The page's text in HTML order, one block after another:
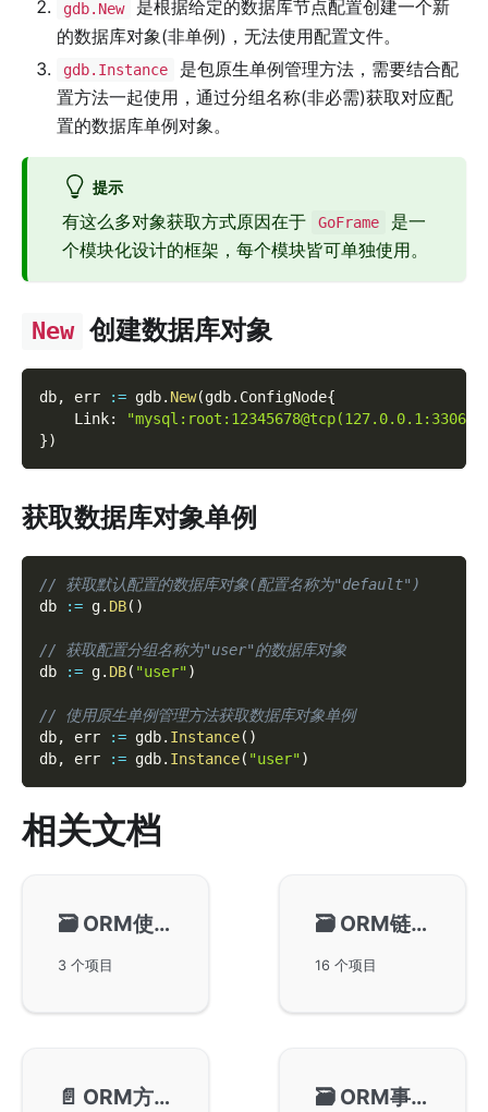
gdb.New
是根据给定的数据库节点配置创建一个新
的数据库对象(非单例)，无法使用配置文件。
gdb.Instance
是包原生单例管理方法，需要结合配
置方法一起使用，通过分组名称(非必需)获取对应配
置的数据库单例对象。
提示
有这么多对象获取方式原因在于 GoFrame
是一
个模块化设计的框架，每个模块皆可单独使用。
New 创建数据库对象
db, err := gdb. New(gdb. ConfigNode{
    Link
:
})
获取数据库对象单例
// 获取默认配置的数据库对象(配置名称为"default")
db
:= g. DB( )
// 获取配置分组名称为"user"的数据库对象
db
:= g. DB( "user")
// 使用原生单例管理方法获取数据库对象单例
db, err := gdb. Instance( )
db, err := gdb. Instance( "user")
相关文档
🗃️ ORM使用配置
3 个项目
🗃️ ORM链式操作(🔥重点🔥)
16 个项目
📄️ ORM方法操作(原生) 🗃️ ORM事务处理